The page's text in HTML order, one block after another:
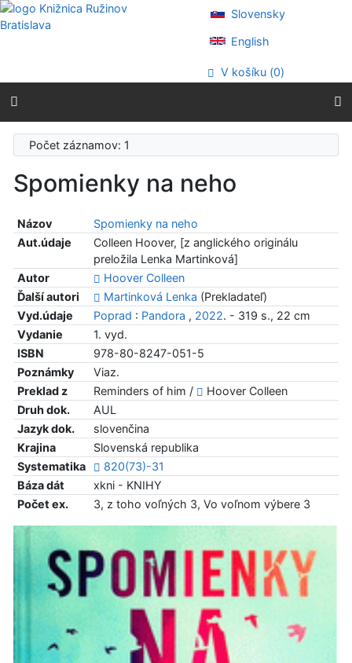
Prejsť na obsah
Prejsť na menu
Prehlásenie o webovej prístupnosti
Slovensky
English
V košíku (0)
Počet záznamov: 1
Spomienky na neho
Názov
Spomienky na neho
Aut.údaje
Colleen Hoover, [z anglického originálu
preložila Lenka Martinková]
Autor
Hoover Colleen
Ďalší autori
Martinková Lenka (Prekladateľ)
Vyd.údaje
Poprad : Pandora , 2022. - 319 s., 22 cm
Vydanie
1. vyd.
ISBN
978-80-8247-051-5
Poznámky
Viaz.
Preklad z
Reminders of him /
Hoover Colleen
Druh dok.
AUL
Jazyk dok.
slovenčina
Krajina
Slovenská republika
Systematika
820(73)-31
Báza dát
xkni - KNIHY
Počet ex.
3, z toho voľných 3, Vo voľnom výbere 3